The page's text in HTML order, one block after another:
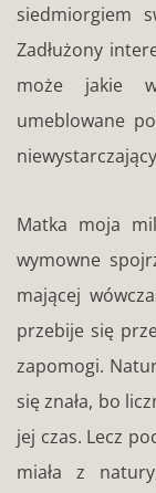
siedmiorgiem
Zadłużony
może jakie
umeblowane
Matka moja
wymowne
mającej
przebije się
zapomogi.
się znała, bo
jej czas. Lecz
miała z